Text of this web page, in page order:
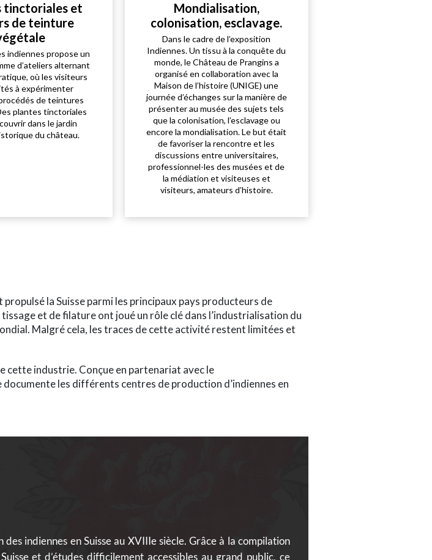
tinctoriales et
de teinture
indiennes propose un
d’ateliers alternant
où les visiteurs
à expérimenter
de teintures
plantes tinctoriales
dans le jardin
du château.
Mondialisation,
colonisation, esclavage.
Dans le cadre de l’exposition
Indiennes. Un tissu à la conquête du
monde, le Château de Prangins a
organisé en collaboration avec la
Maison de l’histoire (UNIGE) une
journée d’échanges sur la manière de
présenter au musée des sujets tels
que la colonisation, l’esclavage ou
encore la mondialisation. Le but était
de favoriser la rencontre et les
discussions entre universitaires,
professionnel-les des musées et de
la médiation et visiteuses et
visiteurs, amateurs d’histoire.
la Suisse parmi les principaux pays producteurs de
et de filature ont joué un rôle clé dans l’industrialisation du
Malgré cela, les traces de cette activité restent limitées et
cette industrie. Conçue en partenariat avec le
les différents centres de production d’indiennes en